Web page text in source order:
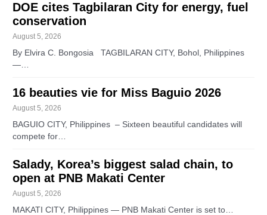
DOE cites Tagbilaran City for energy, fuel
conservation
August 5, 2026
By Elvira C. Bongosia TAGBILARAN CITY, Bohol, Philippines
—…
16 beauties vie for Miss Baguio 2026
August 5, 2026
BAGUIO CITY, Philippines – Sixteen beautiful candidates will
compete for…
Salady, Korea’s biggest salad chain, to
open at PNB Makati Center
August 5, 2026
MAKATI CITY, Philippines — PNB Makati Center is set to…